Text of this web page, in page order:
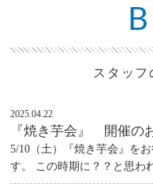
B
スタッフ
2025.04.22
『焼き芋会』 開催の
5/10（土）『焼き芋会』を
す。 この時期に？？と思わ